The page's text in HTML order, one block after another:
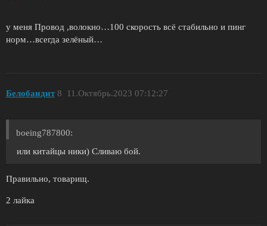
у меня Провод ,волокно…100 скорость всё стабильно и пинг
норм…всегда зелёный…
Белобандит 11.Октябрь.2023 07:12:27
8
boeing787800:
или китайцы ники) Сливаю бой.
Правильно, товарищ.
2 лайка